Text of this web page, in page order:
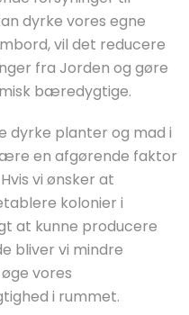
dyrke vores egne
vil det reducere
fra Jorden og gøre
bæredygtige.
dyrke planter og mad i
en afgørende faktor
vi ønsker at
kolonier i
at kunne producere
bliver vi mindre
vores
i rummet.